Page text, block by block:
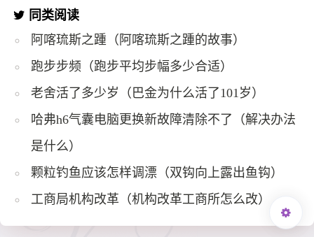
同类阅读
阿喀琉斯之踵（阿喀琉斯之踵的故事）
跑步步频（跑步平均步幅多少合适）
老舍活了多少岁（巴金为什么活了101岁）
哈弗h6气囊电脑更换新故障清除不了（解决办法
是什么）
颗粒钓鱼应该怎样调漂（双钩向上露出鱼钩）
工商局机构改革（机构改革工商所怎么改）